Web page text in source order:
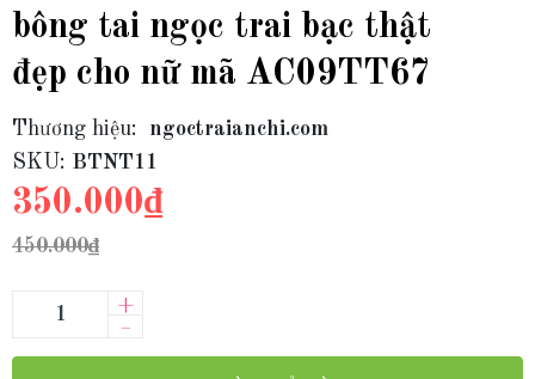
bông tai ngọc trai bạc thật
đẹp cho nữ mã AC09TT67
Thương hiệu:
ngoctraianchi.com
SKU: BTNT11
350.000₫
450.000₫
–
+